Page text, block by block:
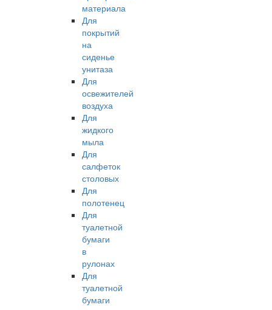
материала
Для
покрытий
на
сиденье
унитаза
Для
освежителей
воздуха
Для
жидкого
мыла
Для
салфеток
столовых
Для
полотенец
Для
туалетной
бумаги
в
рулонах
Для
туалетной
бумаги